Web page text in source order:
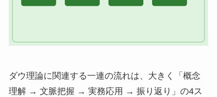
ダウ理論に関連する一連の流れは、大きく「概念
理解 → 文脈把握 → 実務応用 → 振り返り」の4ス